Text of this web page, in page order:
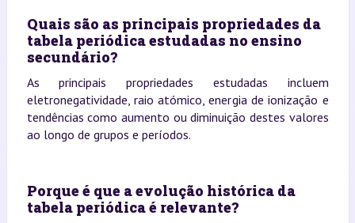
Quais são as principais propriedades da
tabela periódica estudadas no ensino
secundário?
As principais propriedades estudadas incluem
eletronegatividade, raio atómico, energia de ionização e
tendências como aumento ou diminuição destes valores
ao longo de grupos e períodos.
Porque é que a evolução histórica da
tabela periódica é relevante?